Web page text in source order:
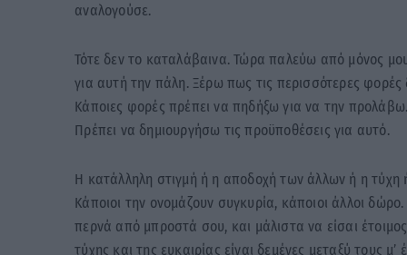
αναλογούσε.
Τότε δεν το καταλάβαινα. Τώρα παλεύω από μόνος
για αυτή την πάλη. Ξέρω πως τις περισσότερες
Κάποιες φορές πρέπει να πηδήξω για να την
Πρέπει να δημιουργήσω τις προϋποθέσεις για αυτό.
Η κατάλληλη στιγμή ή η αποδοχή των άλλων ή η τύχη
Κάποιοι την ονομάζουν συγκυρία, κάποιοι άλλοι
περνά από μπροστά σου, και μάλιστα να είσαι έτοιμος
τύχης και της ευκαιρίας είναι δεμένες μεταξύ τους